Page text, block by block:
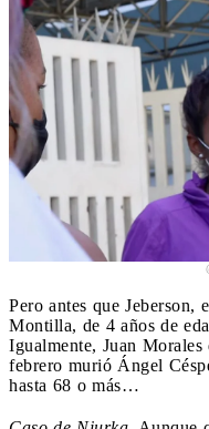
Pero antes que
Montilla, de 4 años de
Igualmente, Juan
febrero murió Ángel
hasta 68 o más…